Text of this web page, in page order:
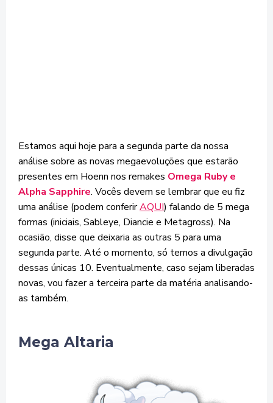
Estamos aqui hoje para a segunda parte da nossa
análise sobre as novas megaevoluções que estarão
presentes em Hoenn nos remakes Omega Ruby e
Alpha Sapphire. Vocês devem se lembrar que eu fiz
uma análise (podem conferirAQUI) falando de 5 mega
formas (iniciais, Sableye, Diancie e Metagross). Na
ocasião, disse que deixaria as outras 5 para uma
segunda parte. Até o momento, só temos a divulgação
dessas únicas 10. Eventualmente, caso sejam liberadas
novas, vou fazer a terceira parte da matéria analisando-
as também.
Mega Altaria